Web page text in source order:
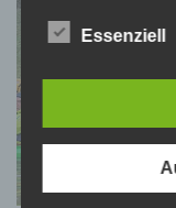
erhobenen,
betroffene
über die ihnen
Essenziell